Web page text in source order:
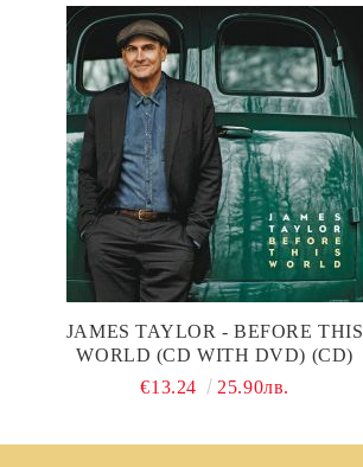
JAMES TAYLOR - BEFORE THIS
WORLD (CD WITH DVD) (CD)
€13.24
25.90лв.